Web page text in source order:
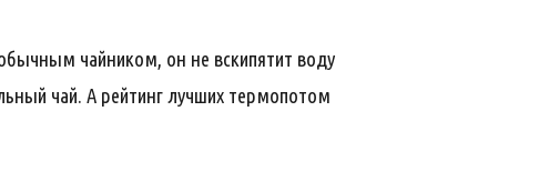
чайником, он не вскипятит воду
чай. А рейтинг лучших термопотом